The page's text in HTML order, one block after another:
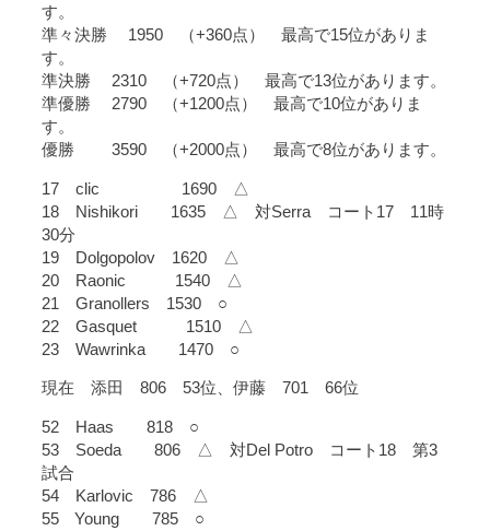
す。
準々決勝 1950 （+360点） 最高で15位がありま
す。
準決勝 2310 （+720点） 最高で13位があります。
準優勝 2790 （+1200点） 最高で10位がありま
す。
優勝 3590 （+2000点） 最高で8位があります。
17 clic 1690 △
18 Nishikori 1635 △ 対Serra コート17 11時
30分
19 Dolgopolov 1620 △
20 Raonic 1540 △
21 Granollers 1530 ○
22 Gasquet 1510 △
23 Wawrinka 1470 ○
現在 添田 806 53位、伊藤 701 66位
52 Haas 818 ○
53 Soeda 806 △ 対Del Potro コート18 第3
試合
54 Karlovic 786 △
55 Young 785 ○